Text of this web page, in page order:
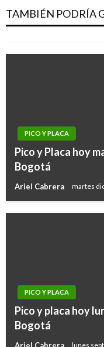
TAMBIÉN PODRÍA
en Bogotá
Ariel Cabrera miércoles
PICO Y PLACA
Pico y Placa hoy
Bogotá
Ariel Cabrera martes
PICO Y PLACA
Pico y placa hoy
Bogotá